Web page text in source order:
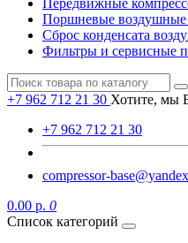
Передвижные
Поршневые воздушные
Сброс конденсата
Фильтры и сервисные
+7 962 712 21 30 Хотите, мы
+7 962 712 21 30
compressor-
0.00 р. 0
Список категорий